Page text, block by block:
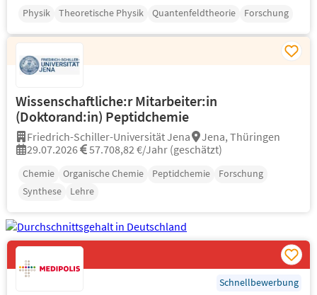
Physik Theoretische Physik Quantenfeldtheorie Forschung
Wissenschaftliche:r Mitarbeiter:in
(Doktorand:in) Peptidchemie
Friedrich-Schiller-Universität Jena
Jena, Thüringen
29.07.2026
57.708,82 €/Jahr (geschätzt)
Chemie Organische Chemie Peptidchemie
Forschung
Synthese
Lehre
Schnellbewerbung